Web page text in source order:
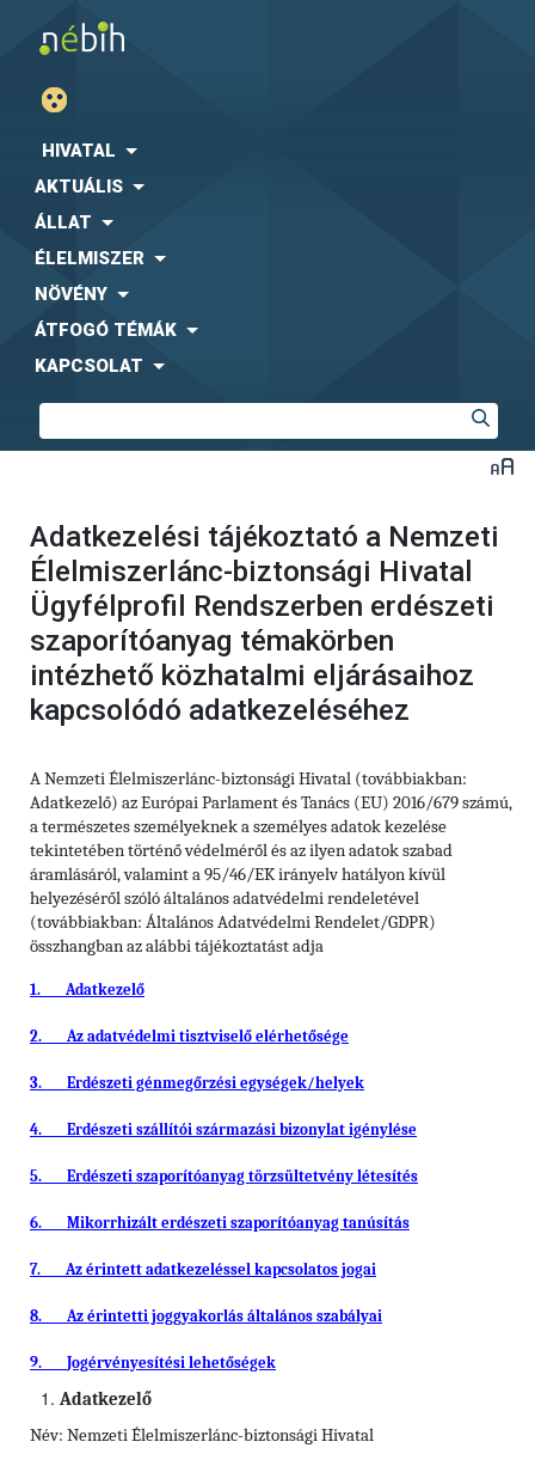
HIVATAL
AKTUÁLIS
ÁLLAT
ÉLELMISZER
NÖVÉNY
ÁTFOGÓ TÉMÁK
KAPCSOLAT
Adatkezelési tájékoztató a Nemzeti
Élelmiszerlánc-biztonsági Hivatal
Ügyfélprofil Rendszerben erdészeti
szaporítóanyag témakörben
intézhető közhatalmi eljárásaihoz
kapcsolódó adatkezeléséhez
A Nemzeti Élelmiszerlánc-biztonsági Hivatal (továbbiakban:
Adatkezelő) az Európai Parlament és Tanács (EU) 2016/679 számú,
a természetes személyeknek a személyes adatok kezelése
tekintetében történő védelméről és az ilyen adatok szabad
áramlásáról, valamint a 95/46/EK irányelv hatályon kívül
helyezéséről szóló általános adatvédelmi rendeletével
(továbbiakban: Általános Adatvédelmi Rendelet/GDPR)
összhangban az alábbi tájékoztatást adja
1. Adatkezelő
2. Az adatvédelmi tisztviselő elérhetősége
3. Erdészeti génmegőrzési egységek/helyek
4. Erdészeti szállítói származási bizonylat igénylése
5. Erdészeti szaporítóanyag törzsültetvény létesítés
6. Mikorrhizált erdészeti szaporítóanyag tanúsítás
7. Az érintett adatkezeléssel kapcsolatos jogai
8. Az érintetti joggyakorlás általános szabályai
9. Jogérvényesítési lehetőségek
Adatkezelő
Név: Nemzeti Élelmiszerlánc-biztonsági Hivatal